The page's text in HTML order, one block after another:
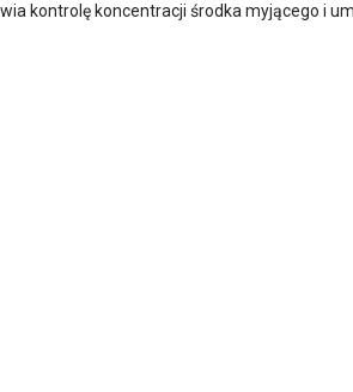
kontrolę koncentracji środka myjącego i